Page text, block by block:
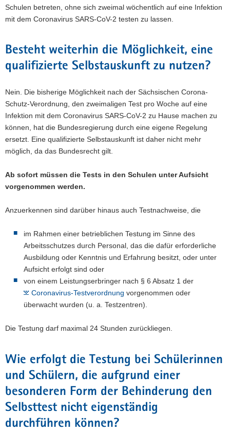
Schulen betreten, ohne sich zweimal wöchentlich auf eine Infektion
mit dem Coronavirus SARS-CoV-2 testen zu lassen.
Besteht weiterhin die Möglichkeit, eine
qualifizierte Selbstauskunft zu nutzen?
Nein. Die bisherige Möglichkeit nach der Sächsischen Corona-
Schutz-Verordnung, den zweimaligen Test pro Woche auf eine
Infektion mit dem Coronavirus SARS-CoV-2 zu Hause machen zu
können, hat die Bundesregierung durch eine eigene Regelung
ersetzt. Eine qualifizierte Selbstauskunft ist daher nicht mehr
möglich, da das Bundesrecht gilt.
Ab sofort müssen die Tests in den Schulen unter Aufsicht
vorgenommen werden.
Anzuerkennen sind darüber hinaus auch Testnachweise, die
im Rahmen einer betrieblichen Testung im Sinne des
Arbeitsschutzes durch Personal, das die dafür erforderliche
Ausbildung oder Kenntnis und Erfahrung besitzt, oder unter
Aufsicht erfolgt sind oder
von einem Leistungserbringer nach § 6 Absatz 1 der
Coronavirus-Testverordnung vorgenommen oder
überwacht wurden (u. a. Testzentren).
Die Testung darf maximal 24 Stunden zurückliegen.
Wie erfolgt die Testung bei Schülerinnen
und Schülern, die aufgrund einer
besonderen Form der Behinderung den
Selbsttest nicht eigenständig
durchführen können?